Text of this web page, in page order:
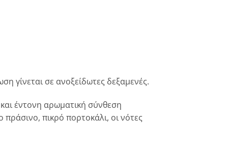
γίνεται σε ανοξείδωτες δεξαμενές.
έντονη αρωματική σύνθεση
πικρό πορτοκάλι, οι νότες